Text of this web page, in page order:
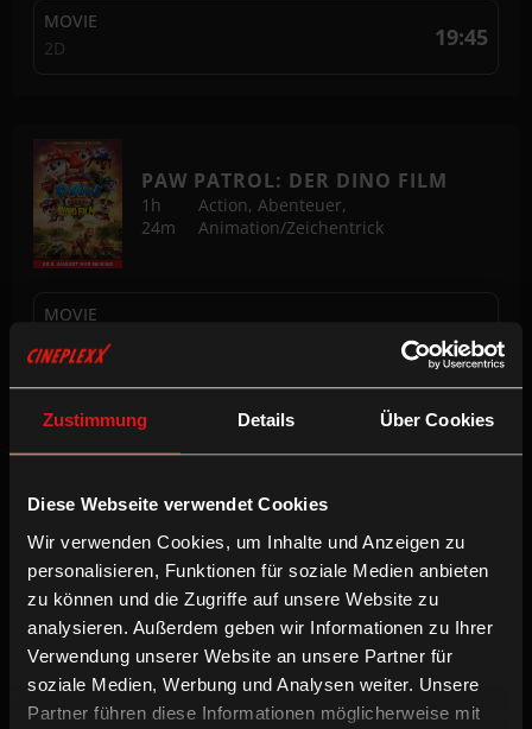
Zustimmung Details Über Cookies
Diese Webseite verwendet Cookies
Wir verwenden Cookies, um Inhalte und Anzeigen zu
personalisieren, Funktionen für soziale Medien anbieten
zu können und die Zugriffe auf unsere Website zu
analysieren. Außerdem geben wir Informationen zu Ihrer
Verwendung unserer Website an unsere Partner für
soziale Medien, Werbung und Analysen weiter. Unsere
Partner führen diese Informationen möglicherweise mit
19:45
MOVIE
2D
PAW PATROL: DER DINO FILM
Action, Abenteuer,
Animation/Zeichentrick
1h
24m
MOVIE
Action, Abenteuer
2h 30m
17:00
CLASSIC
2D
20:15
CLASSIC
3D